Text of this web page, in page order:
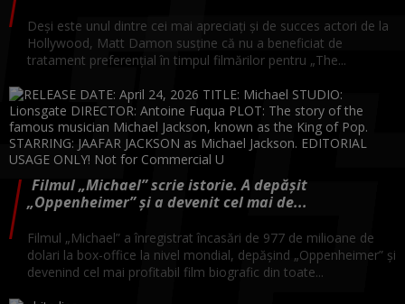
Deși este unul dintre cei mai apreciați și de succes actori de la
Hollywood, Matt Damon susține că nu a beneficiat de
tratament preferențial în timpul filmărilor pentru „The...
Filmul „Michael” scrie istorie. A depășit
„Oppenheimer” și a devenit cel mai de...
Filmul „Michael” a înregistrat încasări de 977 de milioane de
dolari la box-office la nivel mondial, depăşind „Oppenheimer” şi
devenind cel mai profitabil film biografic din toate...